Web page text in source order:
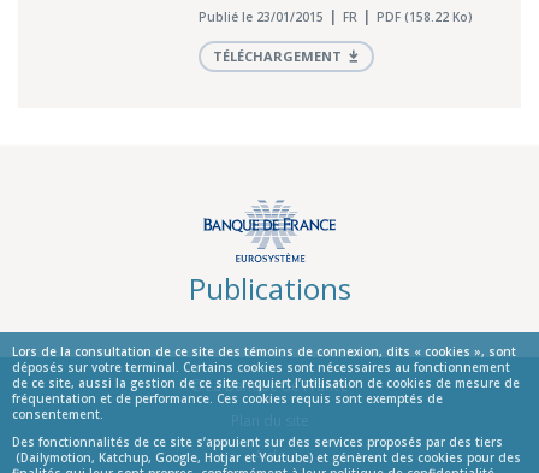
Lors de la consultation de ce site des témoins de connexion, dits « cookies », sont
déposés sur votre terminal. Certains cookies sont nécessaires au fonctionnement
de ce site, aussi la gestion de ce site requiert l’utilisation de cookies de mesure de
fréquentation et de performance. Ces cookies requis sont exemptés de
consentement.
Des fonctionnalités de ce site s’appuient sur des services proposés par des tiers
(Dailymotion, Katchup, Google, Hotjar et Youtube) et génèrent des cookies pour des
Publié le 23/01/2015 FR PDF (158.22 Ko)
TÉLÉCHARGEMENT
Publications
© La Banque de France
Informations
Aide